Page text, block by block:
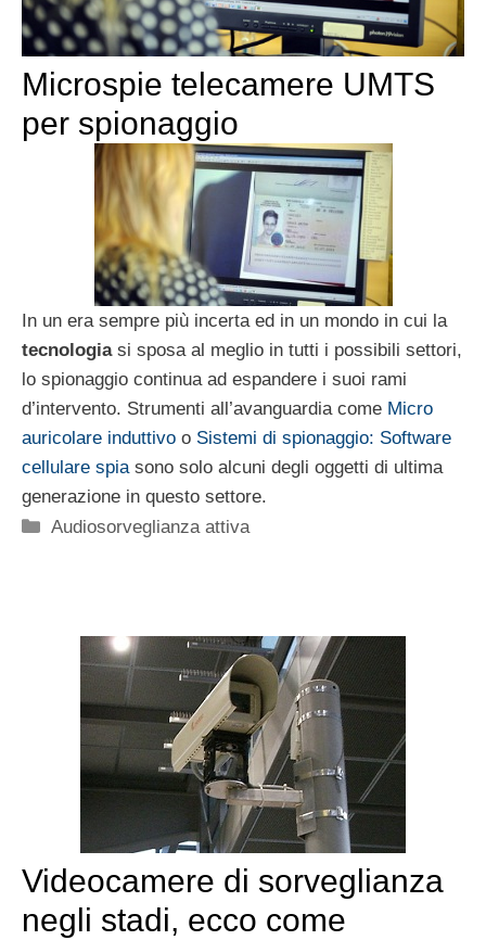
Microspie telecamere UMTS
per spionaggio
In un era sempre più incerta ed in un mondo in cui la
tecnologiasi sposa al meglio in tutti i possibili settori,
lo spionaggio continua ad espandere i suoi rami
d’intervento. Strumenti all’avanguardia come Micro
auricolare induttivo o Sistemi di spionaggio: Software
cellulare spiasono solo alcuni degli oggetti di ultima
generazione in questo settore.
Categorie
Audiosorveglianza attiva
Videocamere di sorveglianza
negli stadi, ecco come